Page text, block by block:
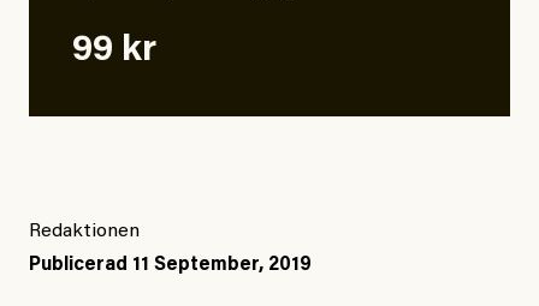
99 kr
Redaktionen
Publicerad 11 September, 2019